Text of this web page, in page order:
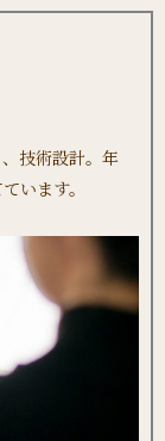
技術設計。年
います。